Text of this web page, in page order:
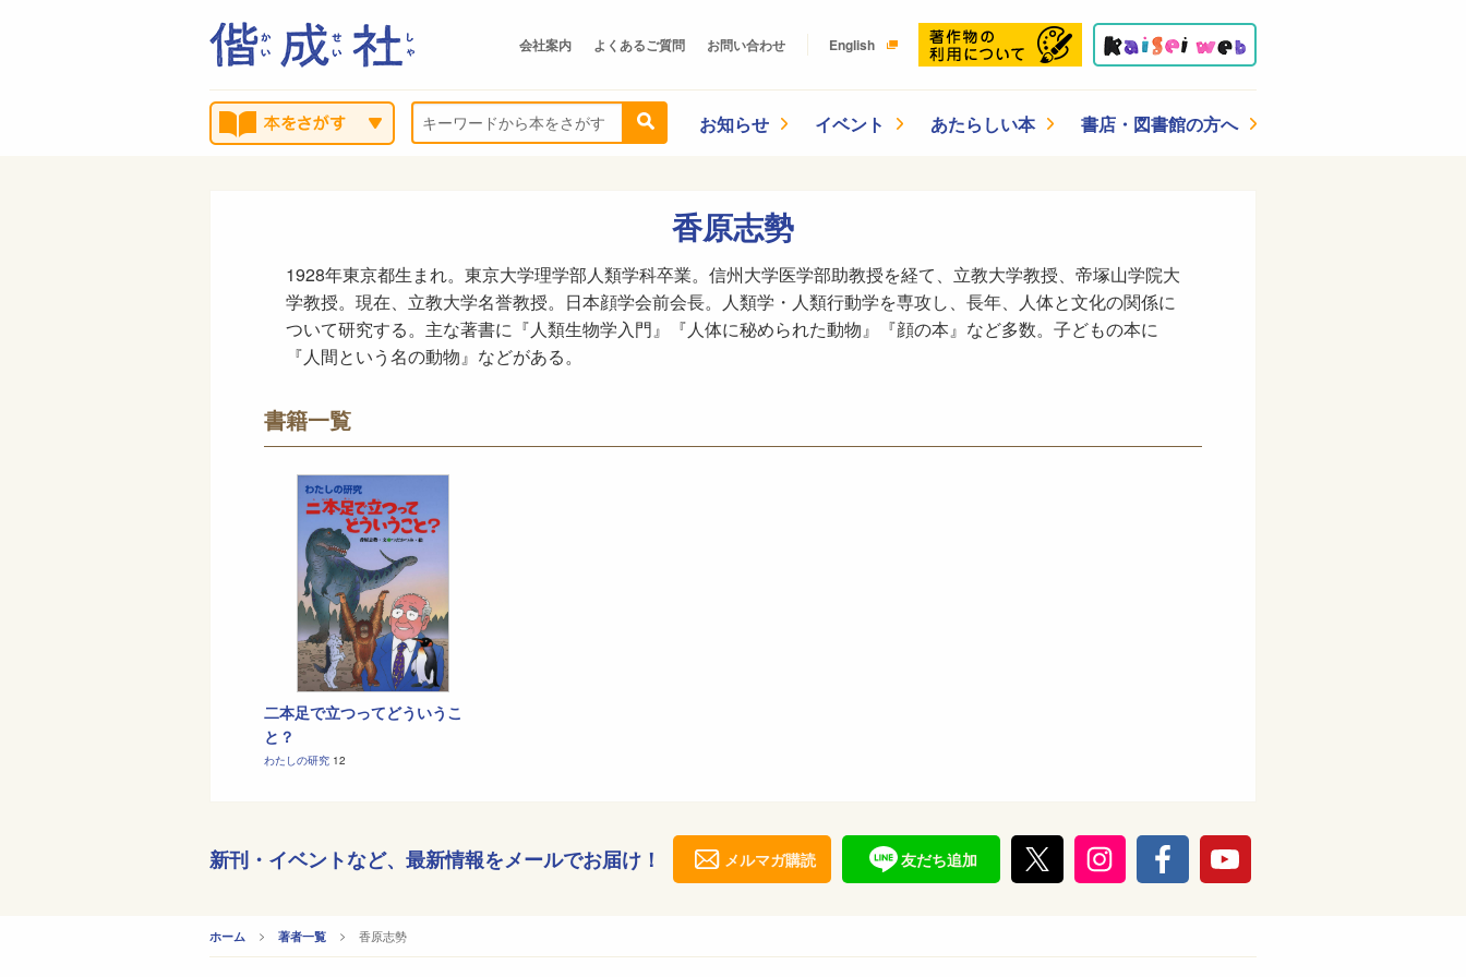
会社案内 よくあるご質問 お問い合わせ English
お知らせ イベント あたらしい本 書店・図書館の方へ
香原志勢
1928年東京都生まれ。東京大学理学部人類学科卒業。信州大学医学部助教授を経て、立教大学教授、帝塚山学院大
学教授。現在、立教大学名誉教授。日本顔学会前会長。人類学・人類行動学を専攻し、長年、人体と文化の関係に
ついて研究する。主な著書に『人類生物学入門』『人体に秘められた動物』『顔の本』など多数。子どもの本に
『人間という名の動物』などがある。
書籍一覧
二本足で立つってどういうこ
と？
わたしの研究 12
新刊・イベントなど、 最新情報をメールでお届け！ メルマガ購読 友だち追加
ホーム 著者一覧 CURRENT:
香原志勢